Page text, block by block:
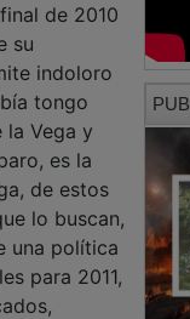
de 2010
su
indoloro
tongo
la Vega y
es la
de estos
lo buscan,
una política
para 2011,